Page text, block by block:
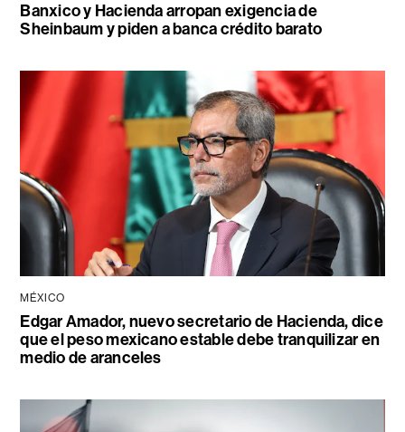
Banxico y Hacienda arropan exigencia de
Sheinbaum y piden a banca crédito barato
MÉXICO
Edgar Amador, nuevo secretario de Hacienda, dice
que el peso mexicano estable debe tranquilizar en
medio de aranceles